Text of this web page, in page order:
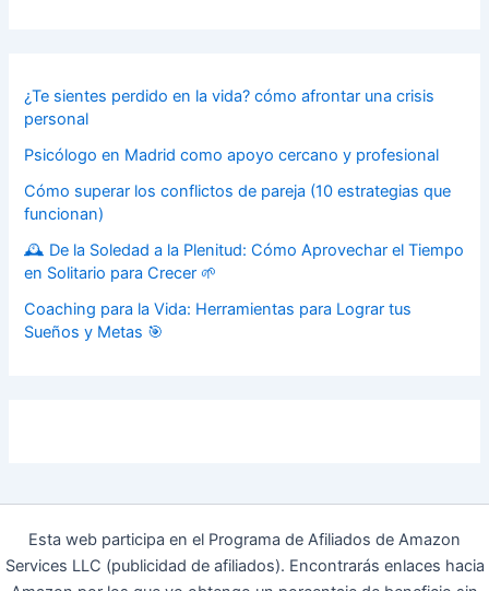
¿Te sientes perdido en la vida? cómo afrontar una crisis
personal
Psicólogo en Madrid como apoyo cercano y profesional
Cómo superar los conflictos de pareja (10 estrategias que
funcionan)
🕰️ De la Soledad a la Plenitud: Cómo Aprovechar el Tiempo
en Solitario para Crecer 🌱
Coaching para la Vida: Herramientas para Lograr tus
Sueños y Metas 🎯
Esta web participa en el Programa de Afiliados de Amazon
Services LLC (publicidad de afiliados). Encontrarás enlaces hacia